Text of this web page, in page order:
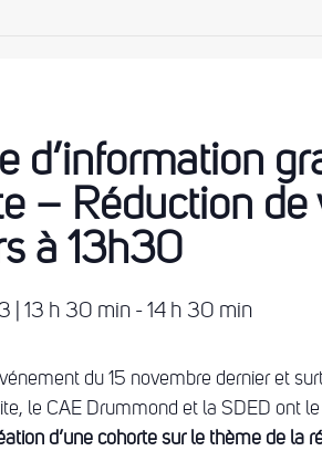
d’information
– Réduction de
à 13h30
| 13 h 30 min -14 h 30 min
du 15 novembre dernier et
le CAE Drummond et la SDED ont
d’une cohorte sur le thème de la